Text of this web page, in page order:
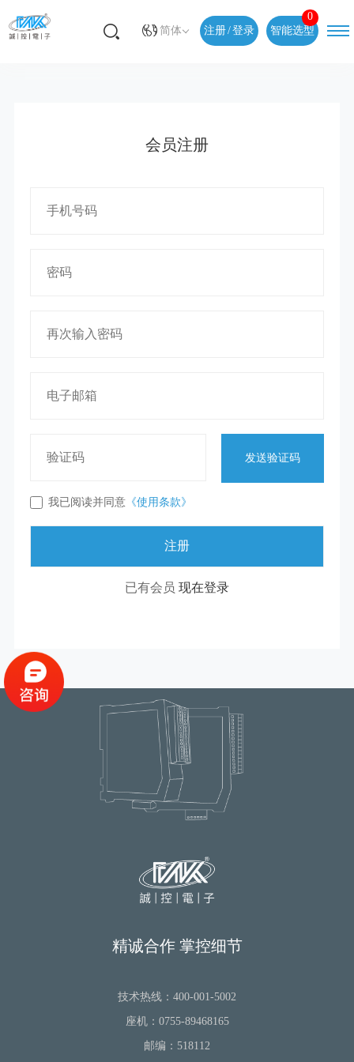
简体 注册/登录 智能选型
0
会员注册
发送验证码
我已阅读并同意《使用条款》
已有会员 现在登录
精诚合作 掌控细节
技术热线：400-001-5002
座机：0755-89468165
邮编：518112